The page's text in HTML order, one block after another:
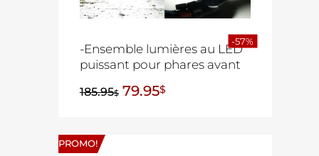
-Ensemble lumières au LED
puissant pour phares avant
185.95$ 79.95$
-57%
PROMO!